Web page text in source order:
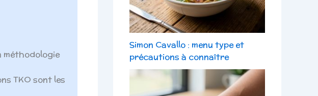
méthodologie
TKO sont les
Simon Cavallo : menu type et
précautions à connaître